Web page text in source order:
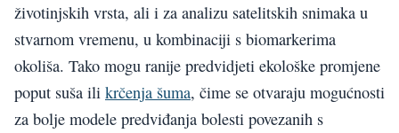
životinjskih vrsta, ali i za analizu satelitskih snimaka u
stvarnom vremenu, u kombinaciji s biomarkerima
okoliša. Tako mogu ranije predvidjeti ekološke promjene
poput suša ili krčenja šuma, čime se otvaraju mogućnosti
za bolje modele predviđanja bolesti povezanih s